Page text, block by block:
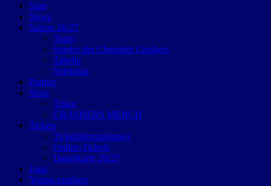
Start
News
Saison 26/27
Team
Spieler der Chemnitz Crashers
Tabelle
Spielplan
Partner
Shop
Trikot
CRASHERS MERCH
Tickets
Ticketinformationen
Online-Tickets
Dauerkarte 26/27
Fans
Young-crashers